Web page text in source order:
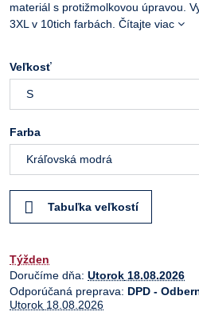
materiál s protižmolkovou úpravou.
3XL v 10tich farbách. Čítajte viac
Veľkosť
Farba
Tabuľka veľkostí
Týžden
Doručíme dňa: Utorok 18.08.2026
DPD -
Utorok 18.08.2026